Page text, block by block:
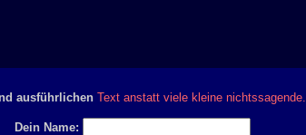
ausführlichen Text anstatt viele kleine nichtssagende.
Dein Name: